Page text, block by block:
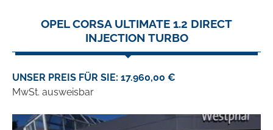
OPEL CORSA ULTIMATE 1.2 DIRECT
INJECTION TURBO
UNSER PREIS FÜR SIE: 17.960,00 €
MwSt. ausweisbar